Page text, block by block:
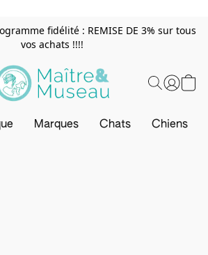
fidélité : REMISE DE 3% sur tous
vos achats !!!!
Marques Chats Chiens